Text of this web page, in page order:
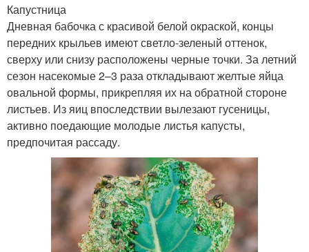
Капустница
Дневная бабочка с красивой белой окраской, концы
передних крыльев имеют светло-зеленый оттенок,
сверху или снизу расположены черные точки. За летний
сезон насекомые 2–3 раза откладывают желтые яйца
овальной формы, прикрепляя их на обратной стороне
листьев. Из яиц впоследствии вылезают гусеницы,
активно поедающие молодые листья капусты,
предпочитая рассаду.